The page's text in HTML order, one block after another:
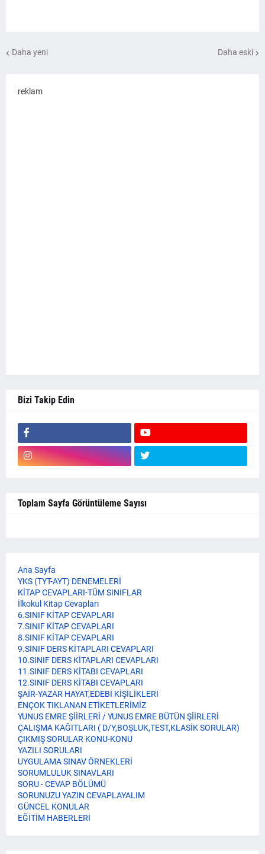
Daha yeni Daha eski
reklam
Bizi Takip Edin
Toplam Sayfa Görüntüleme Sayısı
Ana Sayfa
YKS (TYT-AYT) DENEMELERİ
KİTAP CEVAPLARI-TÜM SINIFLAR
İlkokul Kitap Cevapları
6.SINIF KİTAP CEVAPLARI
7.SINIF KİTAP CEVAPLARI
8.SINIF KİTAP CEVAPLARI
9.SINIF DERS KİTAPLARI CEVAPLARI
10.SINIF DERS KİTAPLARI CEVAPLARI
11.SINIF DERS KİTABI CEVAPLARI
12.SINIF DERS KİTABI CEVAPLARI
ŞAİR-YAZAR HAYAT,EDEBİ KİŞİLİKLERİ
ENÇOK TIKLANAN ETİKETLERİMİZ
YUNUS EMRE ŞİİRLERİ / YUNUS EMRE BÜTÜN ŞİİRLERİ
ÇALIŞMA KAĞITLARI ( D/Y,BOŞLUK,TEST,KLASİK SORULAR)
ÇIKMIŞ SORULAR KONU-KONU
YAZILI SORULARI
UYGULAMA SINAV ÖRNEKLERİ
SORUMLULUK SINAVLARI
SORU - CEVAP BÖLÜMÜ
SORUNUZU YAZIN CEVAPLAYALIM
GÜNCEL KONULAR
EĞİTİM HABERLERİ